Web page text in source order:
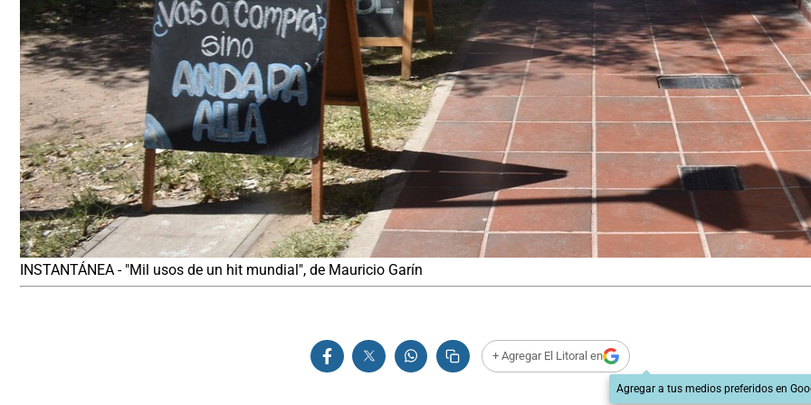
INSTANTÁNEA - "Mil usos de un hit mundial", de Mauricio Garín
+ Agregar El Litoral en
Agregar a tus medios preferidos en